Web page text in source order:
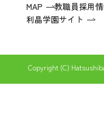
MAP 教職員採用
利晶学園サイト
Copyright (C)